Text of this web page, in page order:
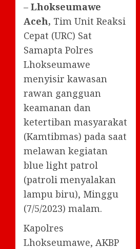
– Lhokseumawe
Aceh, Tim Unit Reaksi
Cepat (URC) Sat
Samapta Polres
Lhokseumawe
menyisir kawasan
rawan gangguan
keamanan dan
ketertiban masyarakat
(Kamtibmas) pada saat
melawan kegiatan
blue light patrol
(patroli menyalakan
lampu biru), Minggu
(7/5/2023) malam.
Kapolres
Lhokseumawe, AKBP